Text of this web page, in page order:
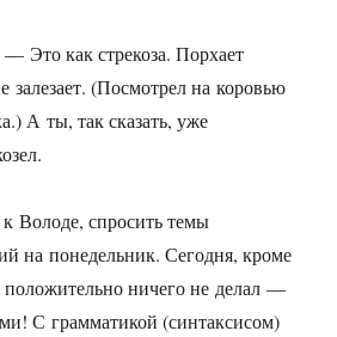
Это как стрекоза. Порхает
залезает. (Посмотрел на коровью
А ты, так сказать, уже
Володе, спросить темы
на понедельник. Сегодня, кроме
ничего не делал —
С грамматикой (синтаксисом)